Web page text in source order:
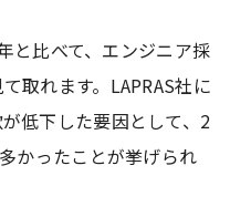
と比べて、エンジニア採
取れます。LAPRAS社に
低下した要因として、2
かったことが挙げられ